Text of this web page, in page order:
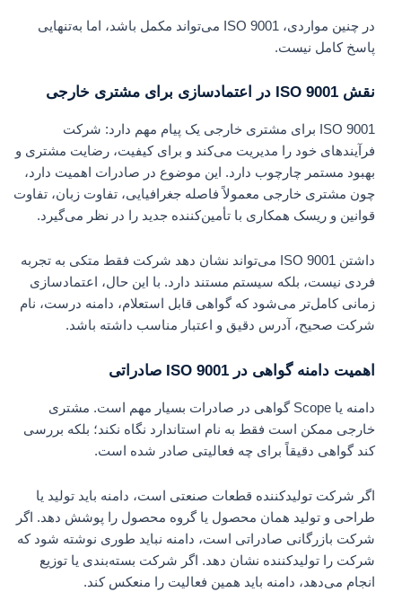
در چنین مواردی، ISO 9001 می‌تواند مکمل باشد، اما به‌تنهایی
پاسخ کامل نیست.
نقش ISO 9001 در اعتمادسازی برای مشتری خارجی
ISO 9001 برای مشتری خارجی یک پیام مهم دارد: شرکت
فرآیندهای خود را مدیریت می‌کند و برای کیفیت، رضایت مشتری و
بهبود مستمر چارچوب دارد. این موضوع در صادرات اهمیت دارد،
چون مشتری خارجی معمولاً فاصله جغرافیایی، تفاوت زبان، تفاوت
قوانین و ریسک همکاری با تأمین‌کننده جدید را در نظر می‌گیرد.
داشتن ISO 9001 می‌تواند نشان دهد شرکت فقط متکی به تجربه
فردی نیست، بلکه سیستم مستند دارد. با این حال، اعتمادسازی
زمانی کامل‌تر می‌شود که گواهی قابل استعلام، دامنه درست، نام
شرکت صحیح، آدرس دقیق و اعتبار مناسب داشته باشد.
اهمیت دامنه گواهی در ISO 9001 صادراتی
دامنه یا Scope گواهی در صادرات بسیار مهم است. مشتری
خارجی ممکن است فقط به نام استاندارد نگاه نکند؛ بلکه بررسی
کند گواهی دقیقاً برای چه فعالیتی صادر شده است.
اگر شرکت تولیدکننده قطعات صنعتی است، دامنه باید تولید یا
طراحی و تولید همان محصول یا گروه محصول را پوشش دهد. اگر
شرکت بازرگانی صادراتی است، دامنه نباید طوری نوشته شود که
شرکت را تولیدکننده نشان دهد. اگر شرکت بسته‌بندی یا توزیع
انجام می‌دهد، دامنه باید همین فعالیت را منعکس کند.